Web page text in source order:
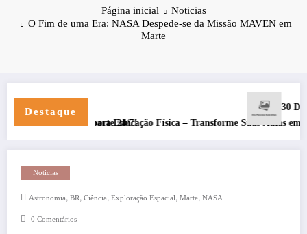
Página inicial
Noticias
O Fim de uma Era: NASA Despede-se da Missão MAVEN em
Marte
Destaque
para Educação Física – Transforme Suas Aulas em 2025
30 Dias com Deus
Noticias
Astronomia, BR, Ciência, Exploração Espacial, Marte, NASA
0 Comentários